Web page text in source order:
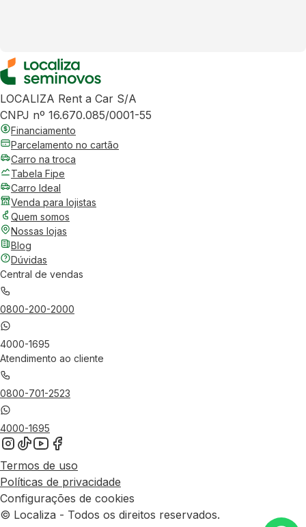
LOCALIZA Rent a Car S/A
CNPJ nº 16.670.085/0001-55
Financiamento
Parcelamento no cartão
Carro na troca
Tabela Fipe
Carro Ideal
Venda para lojistas
Quem somos
Nossas lojas
Blog
Dúvidas
Central de vendas
0800-200-2000
4000-1695
Atendimento ao cliente
0800-701-2523
4000-1695
Termos de uso
Políticas de privacidade
Configurações de cookies
© Localiza - Todos os direitos reservados.